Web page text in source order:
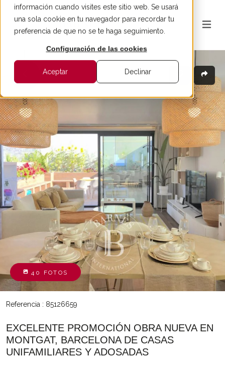
información cuando visites este sitio web. Se usará
una sola cookie en tu navegador para recordar tu
preferencia de que no se te haga seguimiento.
Configuración de las cookies
Aceptar Declinar
40 FOTOS
Referencia : 85126659
EXCELENTE PROMOCIÓN OBRA NUEVA EN
MONTGAT, BARCELONA DE CASAS
UNIFAMILIARES Y ADOSADAS